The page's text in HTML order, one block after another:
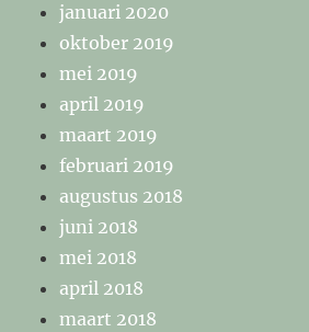
januari 2020
oktober 2019
mei 2019
april 2019
maart 2019
februari 2019
augustus 2018
juni 2018
mei 2018
april 2018
maart 2018